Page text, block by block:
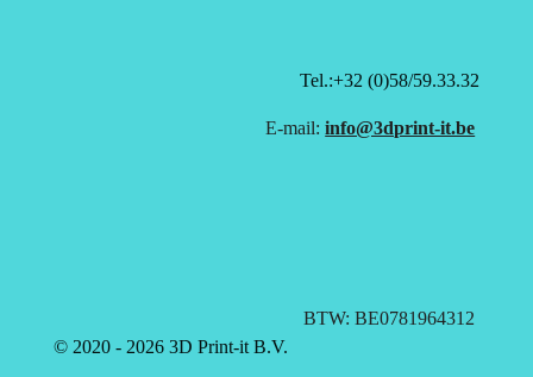
Tel.:+32 (0)58/59.33.32
E-mail:info@3dprint-it.be
BTW: BE0781964312
© 2020 - 2026 3D Print-it B.V.